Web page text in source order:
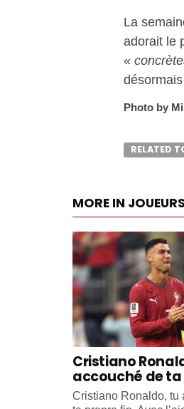
La
adorait le
«
Photo by
RELATED
MORE IN
Cristiano
accouché de
Cristiano Ronaldo, tu